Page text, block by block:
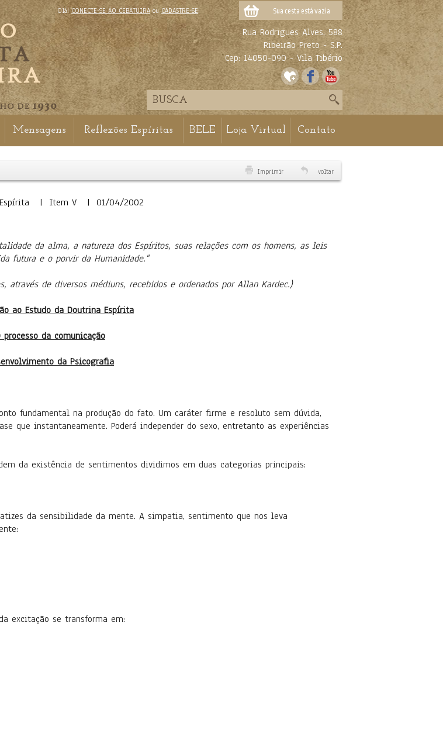
Olá!CONECTE-SE AO CEBATUIRAouCADASTRE-SE! Sua cesta está vazia
Rua Rodrigues Alves, 588
Ribeirão Preto - S.P.
Cep: 14050-090 - Vila Tibério
Mensagens Reflexões Espíritas BELE Loja Virtual Contato
Imprimir voltar
Espírita | Item V | 01/04/2002
da alma, a natureza dos Espíritos, suas relações com os homens, as leis
futura e o porvir da Humanidade."
através de diversos médiuns, recebidos e ordenados por Allan Kardec.)
ao Estudo da Doutrina Espírita
processo da comunicação
da Psicografia
fundamental na produção do fato. Um caráter firme e resoluto sem dúvida,
que instantaneamente. Poderá independer do sexo, entretanto as experiências
da existência de sentimentos dividimos em duas categorias principais:
da sensibilidade da mente. A simpatia, sentimento que nos leva
excitação se transforma em: